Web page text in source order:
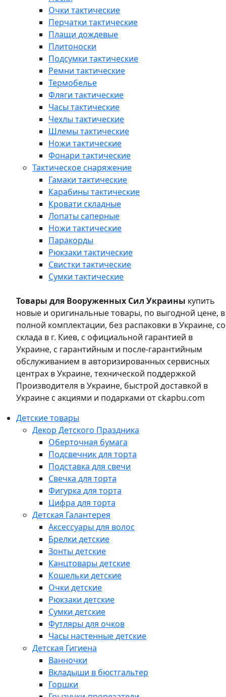
Очки тактические
Перчатки тактические
Плащи дождевые
Плитоноски
Подсумки тактические
Ремни тактические
Термобелье
Фляги тактические
Часы тактические
Чехлы тактические
Шлемы тактические
Ножи тактические
Фонари тактические
Тактическое снаряжение
Гамаки тактические
Карабины тактические
Кровати складные
Лопаты саперные
Ножи тактические
Паракорды
Рюкзаки тактические
Свистки тактические
Сумки тактические
Товары для Вооруженных Сил Украины купить
новые и оригинальные товары, по выгодной цене, в
полной комплектации, без распаковки в Украине, со
склада в г. Киев, с официальной гарантией в
Украине, с гарантийным и после-гарантийным
обслуживанием в авторизированных сервисных
центрах в Украине, технической поддержкой
Производителя в Украине, быстрой доставкой в
Украине с акциями и подарками от ckapbu.com
Детские товары
Декор Детского Праздника
Оберточная бумага
Подсвечник для торта
Подставка для свечи
Свечка для торта
Фигурка для торта
Цифра для торта
Детская Галантерея
Аксессуары для волос
Брелки детские
Зонты детские
Канцтовары детские
Кошельки детские
Очки детские
Рюкзаки детские
Сумки детские
Футляры для очков
Часы настенные детские
Детская Гигиена
Ванночки
Вкладыши в бюстгальтер
Горшки